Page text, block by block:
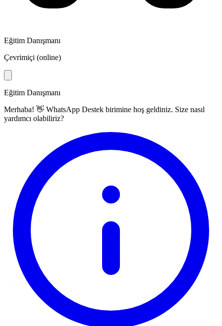
Eğitim Danışmanı
Çevrimiçi (online)
Eğitim Danışmanı
Merhaba! 👋 WhatsApp Destek birimine hoş geldiniz. Size nasıl
yardımcı olabiliriz?